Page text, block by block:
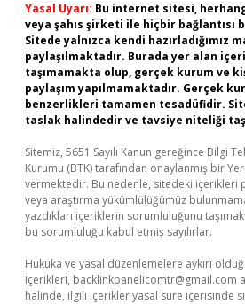
Yasal Uyarı: Bu internet sitesi,
veya şahıs şirketi ile hiçbir bağlantısı
Sitede yalnızca kendi hazırladığımız
paylaşılmaktadır. Burada yer alan
taşımamakta olup, gerçek kurum ve
paylaşım yapılmamaktadır. Gerçek
benzerlikleri tamamen tesadüfidir.
taslak halindedir ve tavsiye niteliği
Sitemiz, 5651 Sayılı Kanun gereğince Bilgi
Kurumu (BTK) tarafından onaylanmış bir
vermektedir. Bu nedenle, sitedeki içerikleri
veya araştırma yükümlülüğümüz
yazdıkları içeriklerin sorumluluğunu
bu sorumluluğu kabul etmiş sayılırlar.
Hukuka ve yasal düzenlemelere aykırı
içerikleri, backlinkpanelicomtr@gmail.com
halinde, ilgili içerikler yasal süre içerisinde